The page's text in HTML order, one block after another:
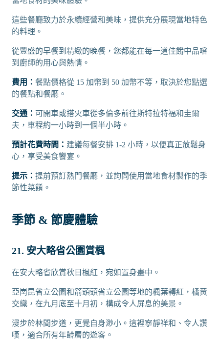
這些餐廳致力於永續經營和美味，提供充分展現當地特色
的料理。
從豐盛的早餐到精緻的晚餐，您都能在每一道佳餚中品嚐
到廚師的用心與熱情。
費用： 餐點價格從 15 加幣到 50 加幣不等，取決於您點選
的餐點和餐廳。
交通： 可開車或搭火車從多倫多前往斯特拉特福和圭爾
夫，車程約一小時到一個半小時。
預計花費時間： 建議每餐安排 1-2 小時，以便真正放鬆身
心，享受美食饗宴。
提示： 提前預訂熱門餐廳，並詢問使用當地食材製作的季
節性菜餚。
季節 & 節慶體驗
21. 安大略省公園賞楓
在安大略省欣賞秋日楓紅，宛如置身畫中。
亞崗昆省立公園和箭頭頭省立公園等地的楓葉轉紅，橘黃
交織，在九月底至十月初，構成令人屏息的美景。
漫步於林間步道，更覺自身渺小。這裡寧靜祥和、令人讚
嘆，適合所有年齡層的遊客。